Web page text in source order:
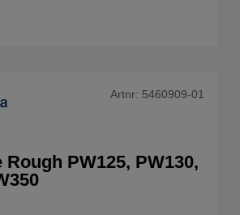
Artnr: 5460909-01
PW125, PW130,